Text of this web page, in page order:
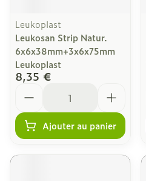
Leukoplast
Leukosan Strip Natur.
6x6x38mm+3x6x75mm
Leukoplast
8,35 €
Ajouter au panier